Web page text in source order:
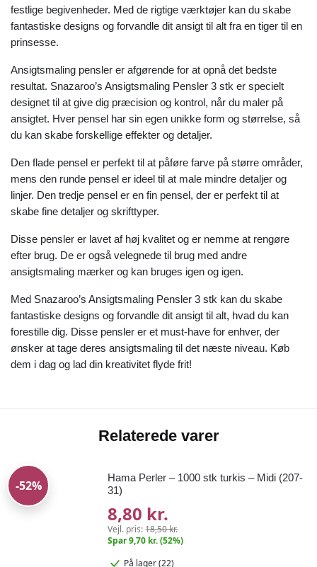
festlige begivenheder. Med de rigtige værktøjer kan du skabe
fantastiske designs og forvandle dit ansigt til alt fra en tiger til en
prinsesse.
Ansigtsmaling pensler er afgørende for at opnå det bedste
resultat. Snazaroo’s Ansigtsmaling Pensler 3 stk er specielt
designet til at give dig præcision og kontrol, når du maler på
ansigtet. Hver pensel har sin egen unikke form og størrelse, så
du kan skabe forskellige effekter og detaljer.
Den flade pensel er perfekt til at påføre farve på større områder,
mens den runde pensel er ideel til at male mindre detaljer og
linjer. Den tredje pensel er en fin pensel, der er perfekt til at
skabe fine detaljer og skrifttyper.
Disse pensler er lavet af høj kvalitet og er nemme at rengøre
efter brug. De er også velegnede til brug med andre
ansigtsmaling mærker og kan bruges igen og igen.
Med Snazaroo’s Ansigtsmaling Pensler 3 stk kan du skabe
fantastiske designs og forvandle dit ansigt til alt, hvad du kan
forestille dig. Disse pensler er et must-have for enhver, der
ønsker at tage deres ansigtsmaling til det næste niveau. Køb
dem i dag og lad din kreativitet flyde frit!
Relaterede varer
-52%
Hama Perler – 1000 stk turkis – Midi (207-
31)
8,80 kr.
Vejl. pris:18,50 kr.
Spar 9,70 kr. (52%)
På lager (22)